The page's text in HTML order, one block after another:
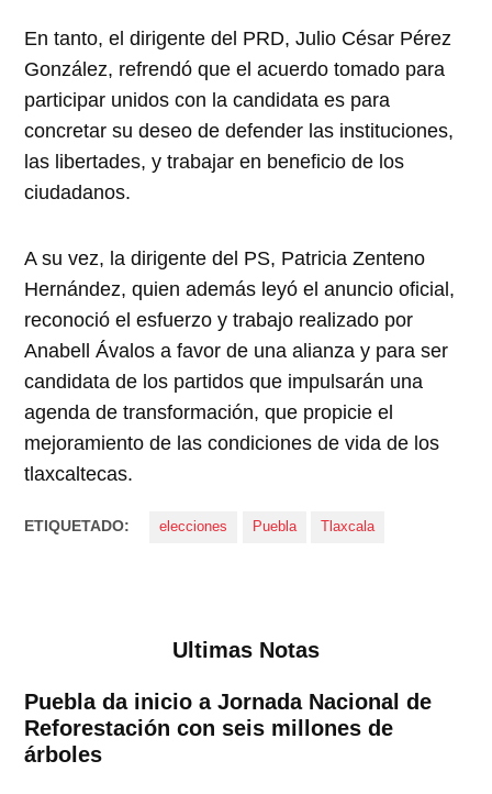
En tanto, el dirigente del PRD, Julio César Pérez
González, refrendó que el acuerdo tomado para
participar unidos con la candidata es para
concretar su deseo de defender las instituciones,
las libertades, y trabajar en beneficio de los
ciudadanos.
A su vez, la dirigente del PS, Patricia Zenteno
Hernández, quien además leyó el anuncio oficial,
reconoció el esfuerzo y trabajo realizado por
Anabell Ávalos a favor de una alianza y para ser
candidata de los partidos que impulsarán una
agenda de transformación, que propicie el
mejoramiento de las condiciones de vida de los
tlaxcaltecas.
ETIQUETADO: elecciones Puebla Tlaxcala
Ultimas Notas
Puebla da inicio a Jornada Nacional de
Reforestación con seis millones de
árboles